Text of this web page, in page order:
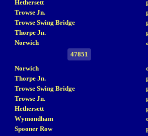
Hethersett
Trowse Jn.
Trowse Swing Bridge
Thorpe Jn.
Norwich
47851
Norwich
Thorpe Jn.
Trowse Swing Bridge
Trowse Jn.
Hethersett
Wymondham
Spooner Row